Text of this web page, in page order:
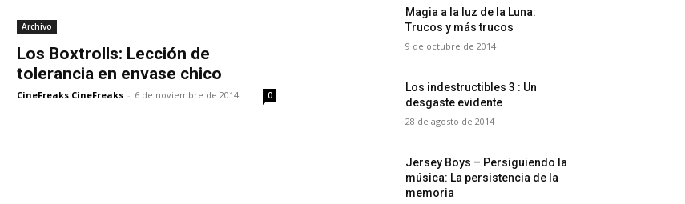
Archivo
Los Boxtrolls: Lección de
tolerancia en envase chico
CineFreaks CineFreaks - 6 de noviembre de 2014 0
Magia a la luz de la Luna:
Trucos y más trucos
9 de octubre de 2014
Los indestructibles 3 : Un
desgaste evidente
28 de agosto de 2014
Jersey Boys – Persiguiendo la
música: La persistencia de la
memoria